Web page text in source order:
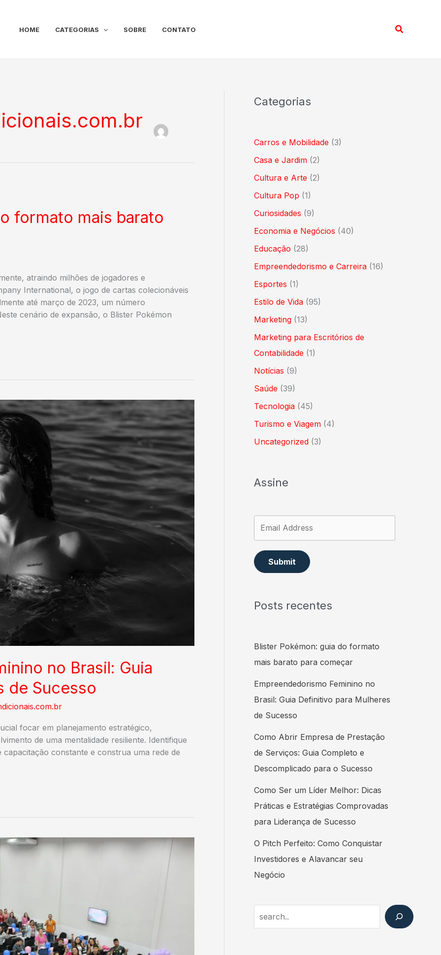
HOME CATEGORIAS SOBRE CONTATO Pesquisar
formato mais barato
atraindo milhões de jogadores e
International, o jogo de cartas colecionáveis
até março de 2023, um número
cenário de expansão, o Blister Pokémon
no Brasil: Guia
de Sucesso
focar em planejamento estratégico,
de uma mentalidade resiliente. Identifique
constante e construa uma rede de
Categorias
Carros e Mobilidade (3)
Casa e Jardim (2)
Cultura e Arte (2)
Cultura Pop (1)
Curiosidades (9)
Economia e Negócios (40)
Educação (28)
Empreendedorismo e Carreira (16)
Esportes (1)
Estilo de Vida (95)
Marketing (13)
Marketing para Escritórios de
Contabilidade (1)
Notícias (9)
Saúde (39)
Tecnologia (45)
Turismo e Viagem (4)
Uncategorized (3)
Assine
Submit
Posts recentes
Blister Pokémon: guia do formato
mais barato para começar
Empreendedorismo Feminino no
Brasil: Guia Definitivo para Mulheres
de Sucesso
Como Abrir Empresa de Prestação
de Serviços: Guia Completo e
Descomplicado para o Sucesso
Como Ser um Líder Melhor: Dicas
Práticas e Estratégias Comprovadas
para Liderança de Sucesso
O Pitch Perfeito: Como Conquistar
Investidores e Alavancar seu
Negócio